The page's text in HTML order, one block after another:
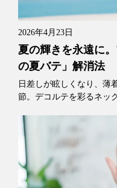
2026年4月23日
夏の輝きを永遠に
の夏バテ」解消法
日差しが眩しくなり、薄
節。デコルテを彩るネッ